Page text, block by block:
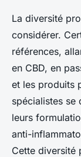
La diversité
considérer.
références,
en CBD, en
et les produits
spécialistes se
leurs
anti-
Cette diversité